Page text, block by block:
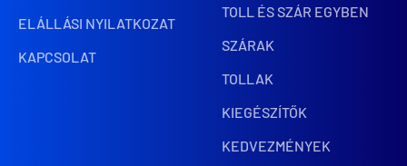
ELÁLLÁSI NYILATKOZAT
KAPCSOLAT
TOLL ÉS SZÁR EGYBEN
SZÁRAK
TOLLAK
KIEGÉSZÍTŐK
KEDVEZMÉNYEK